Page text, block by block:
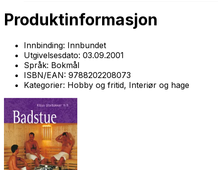
Produktinformasjon
Innbinding: Innbundet
Utgivelsesdato: 03.09.2001
Språk: Bokmål
ISBN/EAN: 9788202208073
Kategorier: Hobby og fritid, Interiør og hage